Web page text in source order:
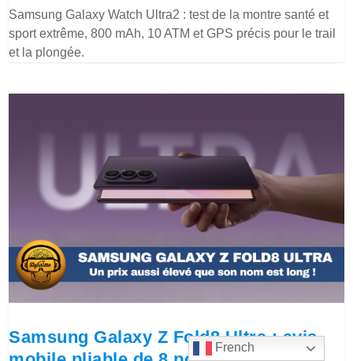
Samsung Galaxy Watch Ultra2 : test de la montre santé et
sport extrême, 800 mAh, 10 ATM et GPS précis pour le trail
et la plongée.
Samsung Galaxy Z Fold8 Ultra : avis
French